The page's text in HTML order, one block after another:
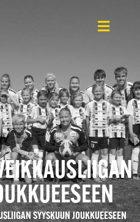
SYYSKUUN JOUKKUEESEEN